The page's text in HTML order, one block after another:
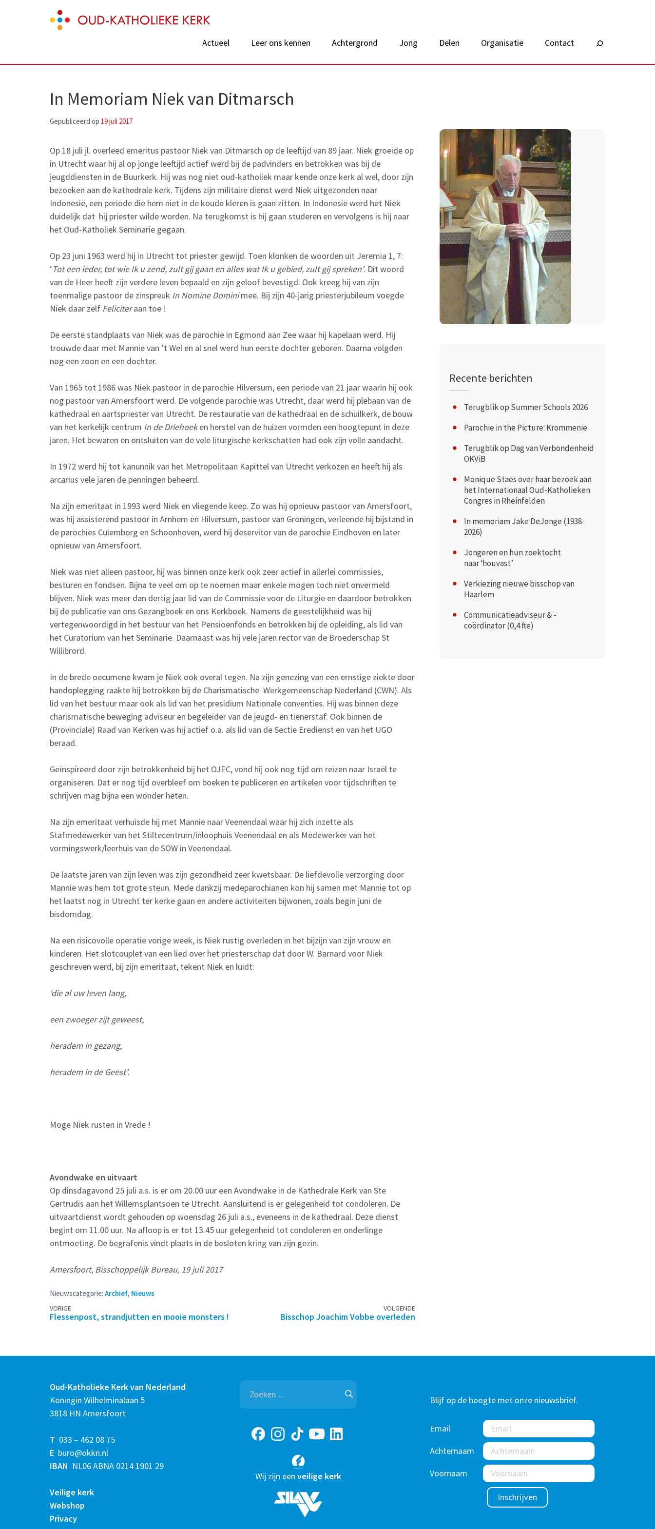
Oud-Katholieke Kerk van Nederland
Actueel Leer ons kennen Achtergrond Jong Delen Organisatie Contact Zoeken
In Memoriam Niek van Ditmarsch
Gepubliceerd op 19 juli 2017
Op 18 juli jl. overleed emeritus pastoor Niek van Ditmarsch op de leeftijd van 89 jaar. Niek groeide op
in Utrecht waar hij al op jonge leeftijd actief werd bij de padvinders en betrokken was bij de
jeugddiensten in de Buurkerk. Hij was nog niet oud-katholiek maar kende onze kerk al wel, door zijn
bezoeken aan de kathedrale kerk. Tijdens zijn militaire dienst werd Niek uitgezonden naar
Indonesië, een periode die hem niet in de koude kleren is gaan zitten. In Indonesië werd het Niek
duidelijk dat hij priester wilde worden. Na terugkomst is hij gaan studeren en vervolgens is hij naar
het Oud-Katholiek Seminarie gegaan.
Op 23 juni 1963 werd hij in Utrecht tot priester gewijd. Toen klonken de woorden uit Jeremia 1, 7:
‘Tot een ieder, tot wie Ik u zend, zult gij gaan en alles wat Ik u gebied, zult gij spreken’. Dit woord
van de Heer heeft zijn verdere leven bepaald en zijn geloof bevestigd. Ook kreeg hij van zijn
toenmalige pastoor de zinspreuk In Nomine Dominimee. Bij zijn 40-jarig priesterjubileum voegde
Niek daar zelf Feliciteraan toe !
De eerste standplaats van Niek was de parochie in Egmond aan Zee waar hij kapelaan werd. Hij
trouwde daar met Mannie van ’t Wel en al snel werd hun eerste dochter geboren. Daarna volgden
nog een zoon en een dochter.
Van 1965 tot 1986 was Niek pastoor in de parochie Hilversum, een periode van 21 jaar waarin hij ook
nog pastoor van Amersfoort werd. De volgende parochie was Utrecht, daar werd hij plebaan van de
kathedraal en aartspriester van Utrecht. De restauratie van de kathedraal en de schuilkerk, de bouw
van het kerkelijk centrum In de Driehoeken herstel van de huizen vormden een hoogtepunt in deze
jaren. Het bewaren en ontsluiten van de vele liturgische kerkschatten had ook zijn volle aandacht.
In 1972 werd hij tot kanunnik van het Metropolitaan Kapittel van Utrecht verkozen en heeft hij als
arcarius vele jaren de penningen beheerd.
Na zijn emeritaat in 1993 werd Niek en vliegende keep. Zo was hij opnieuw pastoor van Amersfoort,
was hij assisterend pastoor in Arnhem en Hilversum, pastoor van Groningen, verleende hij bijstand in
de parochies Culemborg en Schoonhoven, werd hij deservitor van de parochie Eindhoven en later
opnieuw van Amersfoort.
Niek was niet alleen pastoor, hij was binnen onze kerk ook zeer actief in allerlei commissies,
besturen en fondsen. Bijna te veel om op te noemen maar enkele mogen toch niet onvermeld
blijven. Niek was meer dan dertig jaar lid van de Commissie voor de Liturgie en daardoor betrokken
bij de publicatie van ons Gezangboek en ons Kerkboek. Namens de geestelijkheid was hij
vertegenwoordigd in het bestuur van het Pensioenfonds en betrokken bij de opleiding, als lid van
het Curatorium van het Seminarie. Daarnaast was hij vele jaren rector van de Broederschap St
Willibrord.
In de brede oecumene kwam je Niek ook overal tegen. Na zijn genezing van een ernstige ziekte door
handoplegging raakte hij betrokken bij de Charismatische Werkgemeenschap Nederland (CWN). Als
lid van het bestuur maar ook als lid van het presidium Nationale conventies. Hij was binnen deze
charismatische beweging adviseur en begeleider van de jeugd- en tienerstaf. Ook binnen de
(Provinciale) Raad van Kerken was hij actief o.a. als lid van de Sectie Eredienst en van het UGO
beraad.
Geïnspireerd door zijn betrokkenheid bij het OJEC, vond hij ook nog tijd om reizen naar Israël te
organiseren. Dat er nog tijd overbleef om boeken te publiceren en artikelen voor tijdschriften te
schrijven mag bijna een wonder heten.
Na zijn emeritaat verhuisde hij met Mannie naar Veenendaal waar hij zich inzette als
Stafmedewerker van het Stiltecentrum/inloophuis Veenendaal en als Medewerker van het
vormingswerk/leerhuis van de SOW in Veenendaal.
De laatste jaren van zijn leven was zijn gezondheid zeer kwetsbaar. De liefdevolle verzorging door
Mannie was hem tot grote steun. Mede dankzij medeparochianen kon hij samen met Mannie tot op
het laatst nog in Utrecht ter kerke gaan en andere activiteiten bijwonen, zoals begin juni de
bisdomdag.
Na een risicovolle operatie vorige week, is Niek rustig overleden in het bijzijn van zijn vrouw en
kinderen. Het slotcouplet van een lied over het priesterschap dat door W. Barnard voor Niek
geschreven werd, bij zijn emeritaat, tekent Niek en luidt:
‘die al uw leven lang,
een zwoeger zijt geweest,
heradem in gezang,
heradem in de Geest’.
Moge Niek rusten in Vrede !
Avondwake en uitvaart
Op dinsdagavond 25 juli a.s. is er om 20.00 uur een Avondwake in de Kathedrale Kerk van Ste
Gertrudis aan het Willemsplantsoen te Utrecht. Aansluitend is er gelegenheid tot condoleren. De
uitvaartdienst wordt gehouden op woensdag 26 juli a.s., eveneens in de kathedraal. Deze dienst
begint om 11.00 uur. Na afloop is er tot 13.45 uur gelegenheid tot condoleren en onderlinge
ontmoeting. De begrafenis vindt plaats in de besloten kring van zijn gezin.
Amersfoort, Bisschoppelijk Bureau, 19 juli 2017
Nieuwscategorie: Archief, Nieuws
Berichtennavigatie
VORIGE
Flessenpost, strandjutten en mooie monsters !
VOLGENDE
Bisschop Joachim Vobbe overleden
Recente berichten
Terugblik op Summer Schools 2026
Parochie in the Picture: Krommenie
Terugblik op Dag van Verbondenheid
OKViB
Monique Staes over haar bezoek aan
het Internationaal Oud-Katholieken
Congres in Rheinfelden
In memoriam Jake DeJonge (1938-
2026)
Jongeren en hun zoektocht
naar ‘houvast’
Verkiezing nieuwe bisschop van
Haarlem
Communicatieadviseur & -
coördinator (0,4 fte)
Oud-Katholieke Kerk van Nederland
Koningin Wilhelminalaan 5
3818 HN Amersfoort
T 033 – 462 08 75
E buro@okkn.nl
IBAN NL06 ABNA 0214 1901 29
Veilige kerk
Webshop
Privacy
Zoeken
naar:
Wij zijn een veilige kerk
Blijf op de hoogte met onze nieuwsbrief.
Email
Achternaam
Voornaam
Inschrijven